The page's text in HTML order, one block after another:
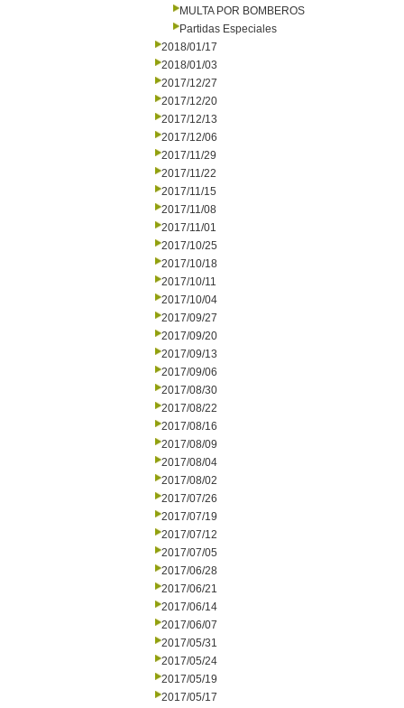
MULTA POR BOMBEROS
Partidas Especiales
2018/01/17
2018/01/03
2017/12/27
2017/12/20
2017/12/13
2017/12/06
2017/11/29
2017/11/22
2017/11/15
2017/11/08
2017/11/01
2017/10/25
2017/10/18
2017/10/11
2017/10/04
2017/09/27
2017/09/20
2017/09/13
2017/09/06
2017/08/30
2017/08/22
2017/08/16
2017/08/09
2017/08/04
2017/08/02
2017/07/26
2017/07/19
2017/07/12
2017/07/05
2017/06/28
2017/06/21
2017/06/14
2017/06/07
2017/05/31
2017/05/24
2017/05/19
2017/05/17